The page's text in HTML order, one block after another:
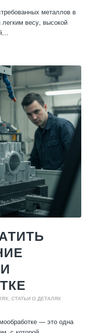
металлов в
весу, высокой
СТАТЬИ О ДЕТАЛЯХ
— это одна